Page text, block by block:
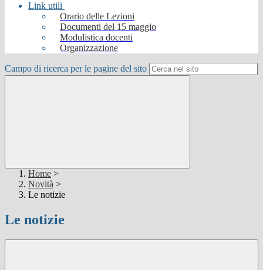
Link utili
Orario delle Lezioni
Documenti del 15 maggio
Modulistica docenti
Organizzazione
Campo di ricerca per le pagine del sito
Home >
Novità >
Le notizie
Le notizie